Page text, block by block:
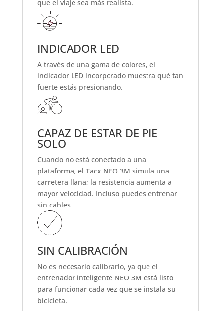
que el viaje sea más realista.
INDICADOR LED
A través de una gama de colores, el
indicador LED incorporado muestra qué tan
fuerte estás presionando.
CAPAZ DE ESTAR DE PIE
SOLO
Cuando no está conectado a una
plataforma, el Tacx NEO 3M simula una
carretera llana; la resistencia aumenta a
mayor velocidad. Incluso puedes entrenar
sin cables.
SIN CALIBRACIÓN
No es necesario calibrarlo, ya que el
entrenador inteligente NEO 3M está listo
para funcionar cada vez que se instala su
bicicleta.